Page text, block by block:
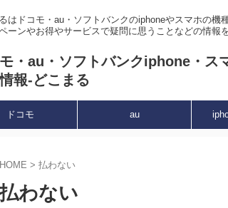
はドコモ・au・ソフトバンクのiphoneやスマホの機
ーンやお得やサービスで疑問に思うことなどの情報
モ・au・ソフトバンクiphone・ス
報-どこまる
ドコモ au
HOME > 払わない
払わない